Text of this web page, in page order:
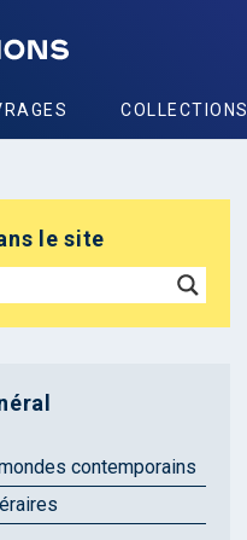
COLLECTIONS
le site
contemporains